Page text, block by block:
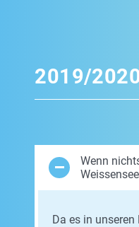
2019/
Wenn
Da es in